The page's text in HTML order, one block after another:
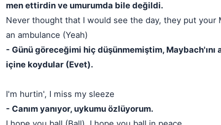
men ettirdin ve umurumda bile değildi.
Never thought that I would see the day, they put your
an ambulance (Yeah)
- Günü göreceğimi hiç düşünmemiştim, Maybach'ını
içine koydular (Evet).
I'm hurtin', I miss my sleeze
- Canım yanıyor, uykumu özlüyorum.